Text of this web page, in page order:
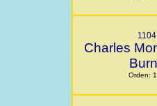
1104
Charles
Orden: